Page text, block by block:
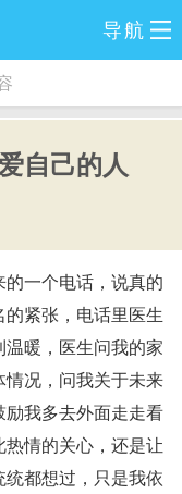
导航
自己的人
一个电话，说真的
紧张，电话里医生
暖，医生问我的家
情况，问我关于未来
励我多去外面走走看
情的关心，还是让
都想过，只是我依